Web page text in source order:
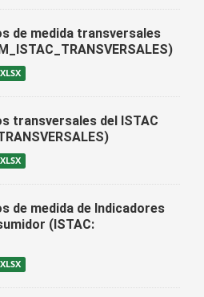
de medida transversales
XLSX
transversales del ISTAC
XLSX
de medida de Indicadores
(ISTAC:
XLSX